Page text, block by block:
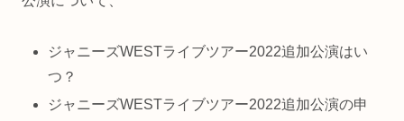
ジャニーズWESTライブツアー2022追加公演はい
つ？
ジャニーズWESTライブツアー2022追加公演の申